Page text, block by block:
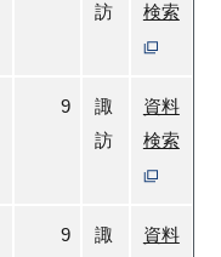
訪
検索
9
諏
訪
資料
検索
9
諏
資料